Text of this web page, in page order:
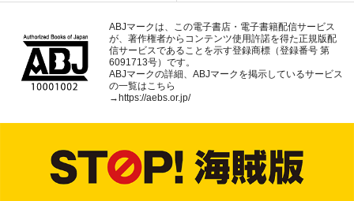
ABJマークは、この電子書店・電子書籍配信サービス
が、著作権者からコンテンツ使用許諾を得た正規版配
信サービスであることを示す登録商標（登録番号 第
6091713号）です。
ABJマークの詳細、ABJマークを掲示しているサービス
の一覧はこちら
→ https://aebs.or.jp/